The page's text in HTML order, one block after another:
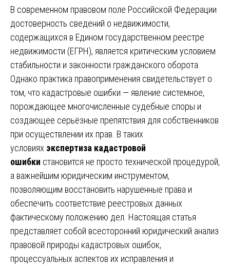
В современном правовом поле Российской Федерации
достоверность сведений о недвижимости,
содержащихся в Едином государственном реестре
недвижимости (ЕГРН), является критическим условием
стабильности и законности гражданского оборота.
Однако практика правоприменения свидетельствует о
том, что кадастровые ошибки — явление системное,
порождающее многочисленные судебные споры и
создающее серьёзные препятствия для собственников
при осуществлении их прав. В таких
условиях экспертиза кадастровой
ошибки становится не просто технической процедурой,
а важнейшим юридическим инструментом,
позволяющим восстановить нарушенные права и
обеспечить соответствие реестровых данных
фактическому положению дел. Настоящая статья
представляет собой всесторонний юридический анализ
правовой природы кадастровых ошибок,
процессуальных аспектов их исправления и